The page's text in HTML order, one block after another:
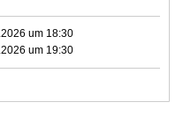
um 18:30
um 19:30